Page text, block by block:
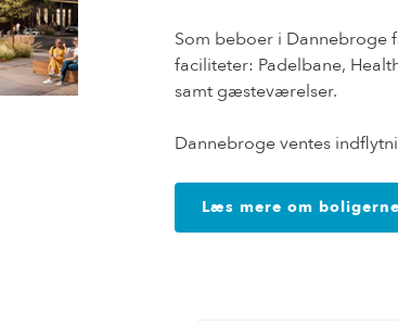
Som beboer i
faciliteter: Padelbane,
samt gæsteværelser.
Dannebroge ventes
Læs mere om boligerne